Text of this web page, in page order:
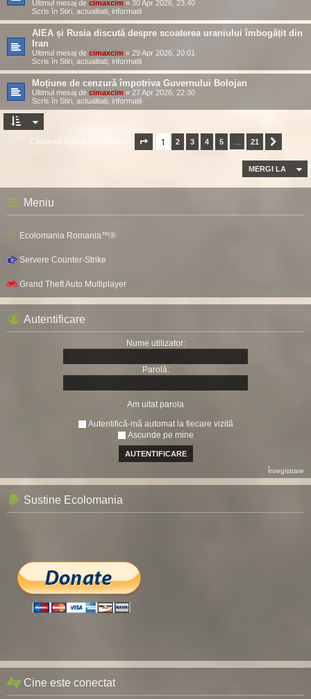
Ultimul mesaj de cimaxcim « 30 Apr 2026, 23:40
Scris în Stiri, actualitati, informatii
AIEA și Rusia discută despre scoaterea uraniului îmbogățit din
Iran
Ultimul mesaj de cimaxcim « 29 Apr 2026, 20:01
Scris în Stiri, actualitati, informatii
Moțiune de cenzură împotriva Guvernului Bolojan
Ultimul mesaj de cimaxcim « 27 Apr 2026, 22:30
Scris în Stiri, actualitati, informatii
Căutarea a găsit 505 rezultate Pagina 1din21
1 2 3 4 5 21
MERGI LA
Meniu
Ecolomania Romania™®
Servere Counter-Strike
Grand Theft Auto Multiplayer
Autentificare
Nume utilizator:
Parolă:
Am uitat parola
Autentifică-mă automat la fiecare vizită
Ascunde pe mine
Înregistrare
Sustine Ecolomania
Cine este conectat